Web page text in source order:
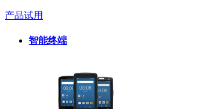
产品试用
智能终端